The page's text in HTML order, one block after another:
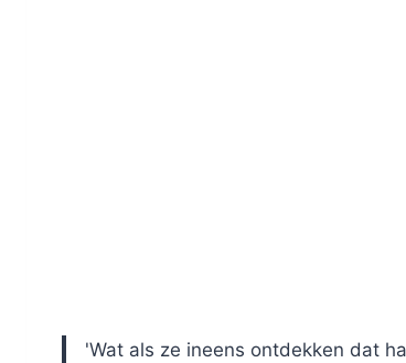
'Wat als ze ineens ontdekken dat